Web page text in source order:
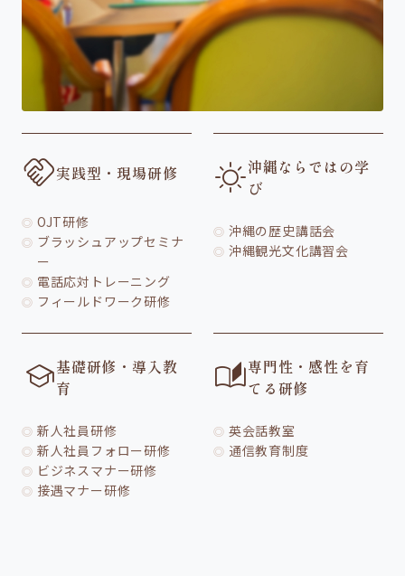
handshake実践型・現場研修
OJT研修
ブラッシュアップセミナ
ー
電話応対トレーニング
フィールドワーク研修
sunny沖縄ならではの学
び
沖縄の歴史講話会
沖縄観光文化講習会
school基礎研修・導入教
育
新人社員研修
新人社員フォロー研修
ビジネスマナー研修
接遇マナー研修
auto_stories専門性・感性を育
てる研修
英会話教室
通信教育制度